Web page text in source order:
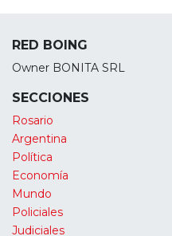
RED BOING
Owner BONITA SRL
SECCIONES
Rosario
Argentina
Política
Economía
Mundo
Policiales
Judiciales